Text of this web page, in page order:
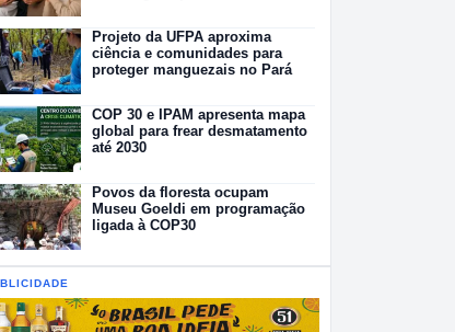
Projeto da UFPA aproxima
ciência e comunidades para
proteger manguezais no Pará
COP 30 e IPAM apresenta mapa
global para frear desmatamento
até 2030
Povos da floresta ocupam
Museu Goeldi em programação
ligada à COP30